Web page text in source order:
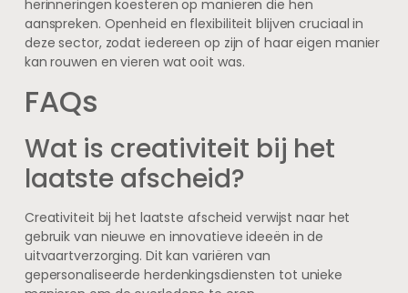
herinneringen koesteren op manieren die hen
aanspreken. Openheid en flexibiliteit blijven cruciaal in
deze sector, zodat iedereen op zijn of haar eigen manier
kan rouwen en vieren wat ooit was.
FAQs
Wat is creativiteit bij het
laatste afscheid?
Creativiteit bij het laatste afscheid verwijst naar het
gebruik van nieuwe en innovatieve ideeën in de
uitvaartverzorging. Dit kan variëren van
gepersonaliseerde herdenkingsdiensten tot unieke